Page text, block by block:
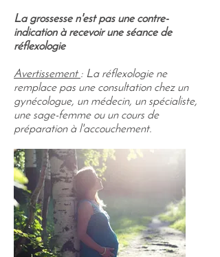
La grossesse n'est pas une contre-
indication à recevoir une séance de
réflexologie
Avertissement: La réflexologie ne
remplace pas une consultation chez un
gynécologue, un médecin, un spécialiste,
une sage-femme ou un cours de
préparation à l'accouchement.